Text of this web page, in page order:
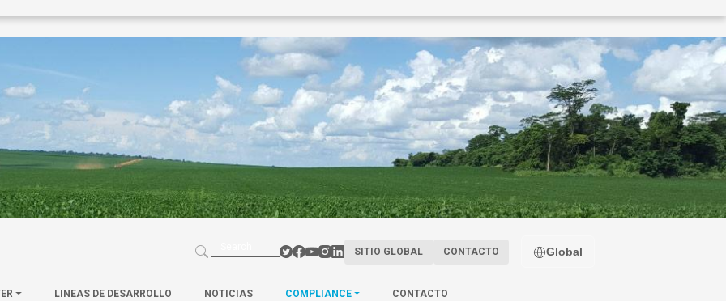
SITIO GLOBAL CONTACTO Global
LINEAS DE DESARROLLO NOTICIAS COMPLIANCE CONTACTO